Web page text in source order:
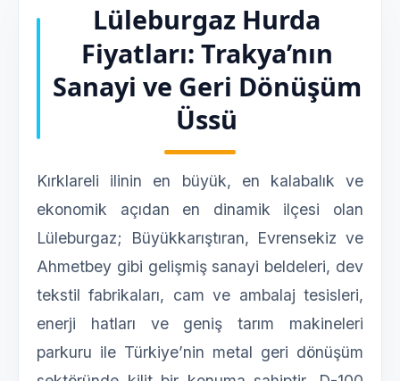
Lüleburgaz Hurda
Fiyatları: Trakya’nın
Sanayi ve Geri Dönüşüm
Üssü
Kırklareli ilinin en büyük, en kalabalık ve
ekonomik açıdan en dinamik ilçesi olan
Lüleburgaz; Büyükkarıştıran, Evrensekiz ve
Ahmetbey gibi gelişmiş sanayi beldeleri, dev
tekstil fabrikaları, cam ve ambalaj tesisleri,
enerji hatları ve geniş tarım makineleri
parkuru ile Türkiye’nin metal geri dönüşüm